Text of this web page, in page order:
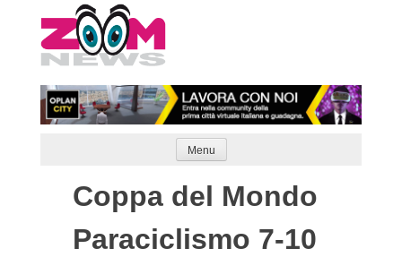
to
content
Menu
Coppa del Mondo
Paraciclismo 7-10